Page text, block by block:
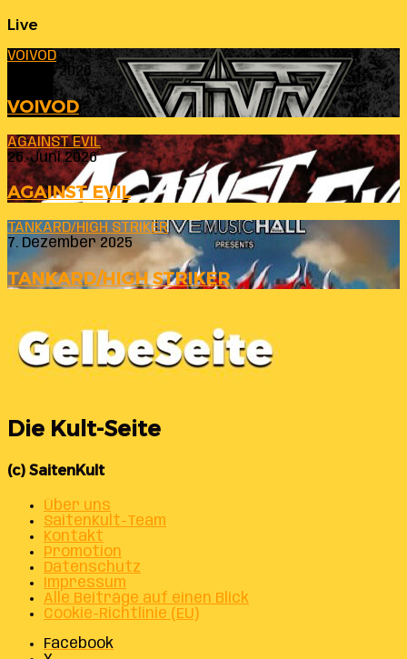
Live
VOIVOD
23. Juli 2026
VOIVOD
AGAINST EVIL
26. Juni 2026
AGAINST EVIL
TANKARD/HIGH STRIKER
7. Dezember 2025
TANKARD/HIGH STRIKER
Die Kult-Seite
(c) SaitenKult
Über uns
SaitenKult-Team
Kontakt
Promotion
Datenschutz
Impressum
Alle Beiträge auf einen Blick
Cookie-Richtlinie (EU)
Facebook